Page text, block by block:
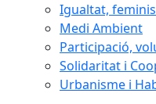
Igualtat,
Medi Ambient
Participació,
Solidaritat i
Urbanisme i